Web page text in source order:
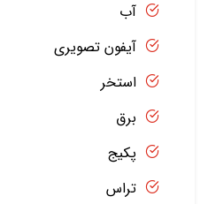
آب
آیفون تصویری
استخر
برق
پکیج
تراس